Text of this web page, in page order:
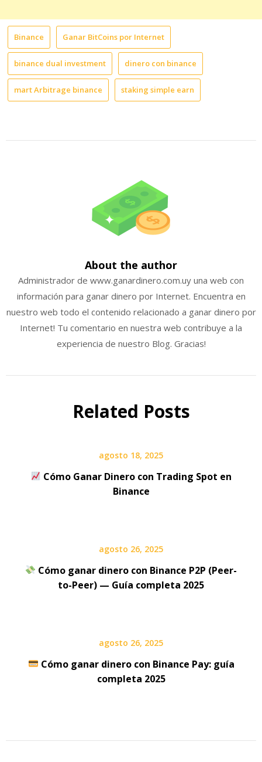
Binance Ganar BitCoins por Internet
binance dual investment dinero con binance
mart Arbitrage binance staking simple earn
About the author
Administrador de www.ganardinero.com.uy una web con
información para ganar dinero por Internet. Encuentra en
nuestro web todo el contenido relacionado a ganar dinero por
Internet! Tu comentario en nuestra web contribuye a la
experiencia de nuestro Blog. Gracias!
Related Posts
agosto 18, 2025
Cómo Ganar Dinero con Trading Spot en
Binance
agosto 26, 2025
Cómo ganar dinero con Binance P2P (Peer-
to-Peer) — Guía completa 2025
agosto 26, 2025
Cómo ganar dinero con Binance Pay: guía
completa 2025